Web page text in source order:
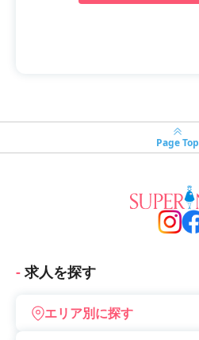
Page Top
求人を探す
エリア別に探す